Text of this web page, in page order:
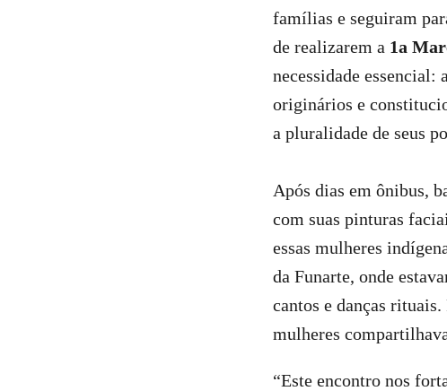
famílias e seguiram
de realizarem a 1a
necessidade
originários e
a pluralidade de seus
Após dias em ônibus,
com suas pinturas
essas mulheres
da Funarte, onde
cantos e danças
mulheres
“Este encontro nos